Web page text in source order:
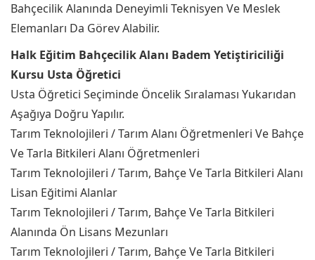
Bahçecilik Alanında Deneyimli Teknisyen Ve Meslek
Elemanları Da Görev Alabilir.
Halk Eğitim Bahçecilik Alanı Badem Yetiştiriciliği
Kursu Usta Öğretici
Usta Öğretici Seçiminde Öncelik Sıralaması Yukarıdan
Aşağıya Doğru Yapılır.
Tarım Teknolojileri / Tarım Alanı Öğretmenleri Ve Bahçe
Ve Tarla Bitkileri Alanı Öğretmenleri
Tarım Teknolojileri / Tarım, Bahçe Ve Tarla Bitkileri Alanı
Lisan Eğitimi Alanlar
Tarım Teknolojileri / Tarım, Bahçe Ve Tarla Bitkileri
Alanında Ön Lisans Mezunları
Tarım Teknolojileri / Tarım, Bahçe Ve Tarla Bitkileri